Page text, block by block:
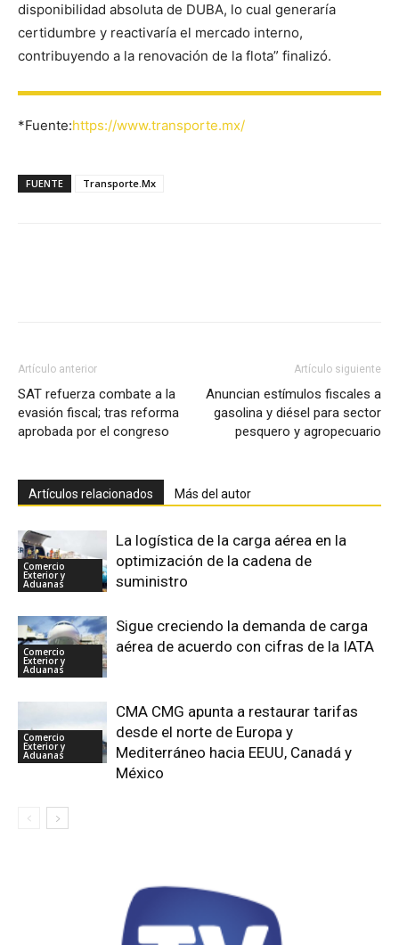
disponibilidad absoluta de DUBA, lo cual generaría
certidumbre y reactivaría el mercado interno,
contribuyendo a la renovación de la flota” finalizó.
*Fuente:https://www.transporte.mx/
FUENTE Transporte.Mx
Artículo anterior
SAT refuerza combate a la
evasión fiscal; tras reforma
aprobada por el congreso
Artículo siguiente
Anuncian estímulos fiscales a
gasolina y diésel para sector
pesquero y agropecuario
Artículos relacionados Más del autor
Comercio
Exterior y
Aduanas
La logística de la carga aérea en la
optimización de la cadena de
suministro
Comercio
Exterior y
Aduanas
Sigue creciendo la demanda de carga
aérea de acuerdo con cifras de la IATA
Comercio
Exterior y
Aduanas
CMA CMG apunta a restaurar tarifas
desde el norte de Europa y
Mediterráneo hacia EEUU, Canadá y
México